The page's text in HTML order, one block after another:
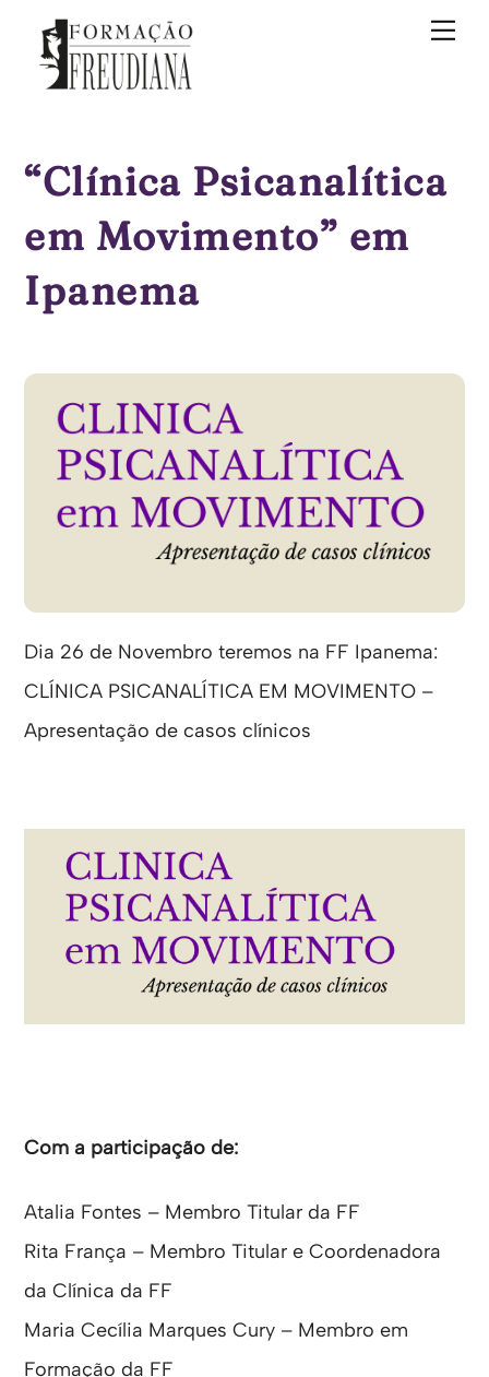
content
“Clínica Psicanalítica
em Movimento” em
Ipanema
Dia 26 de Novembro teremos na FF Ipanema:
CLÍNICA PSICANALÍTICA EM MOVIMENTO –
Apresentação de casos clínicos
Com a participação de:
Atalia Fontes – Membro Titular da FF
Rita França – Membro Titular e Coordenadora
da Clínica da FF
Maria Cecília Marques Cury – Membro em
Formação da FF